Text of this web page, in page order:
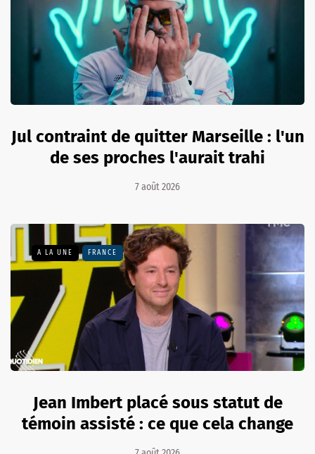
Jul contraint de quitter Marseille : l'un
de ses proches l'aurait trahi
7 août 2026
A LA UNE FRANCE
Jean Imbert placé sous statut de
témoin assisté : ce que cela change